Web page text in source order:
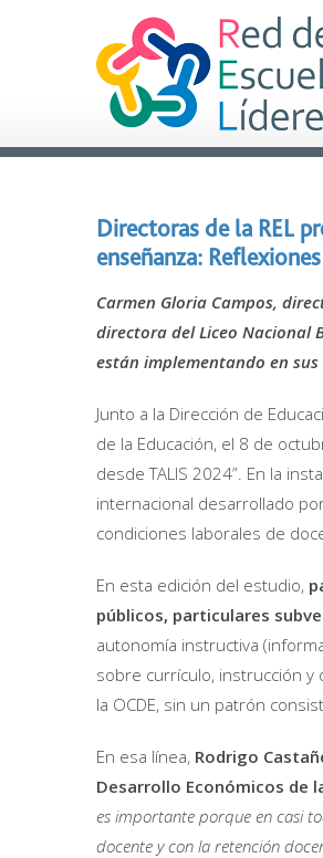
Directoras de la REL
enseñanza:
Carmen Gloria Campos,
directora del Liceo Nacional
están implementando en
Junto a la Dirección de
de la Educación, el 8 de
desde TALIS 2024”. En la
internacional desarrollado
condiciones laborales de
En esta edición del estudio,
públicos, particulares
autonomía instructiva
sobre currículo, instrucción
la OCDE, sin un patrón
En esa línea, Rodrigo
Desarrollo Económicos de
es importante porque en casi
docente y con la retención